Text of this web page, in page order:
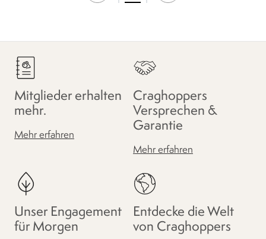
Mitglieder erhalten
mehr.
Mehr erfahren
Craghoppers
Versprechen &
Garantie
Mehr erfahren
Unser Engagement
für Morgen
Entdecke die Welt
von Craghoppers